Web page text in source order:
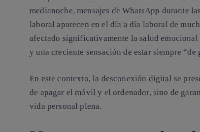
medianoche, mensajes de WhatsApp durante
laboral aparecen en el día a día laboral de
afectado significativamente la salud
y una creciente sensación de estar siempre “de
En este contexto, la desconexión digital se
de apagar el móvil y el ordenador, sino de
vida personal plena.